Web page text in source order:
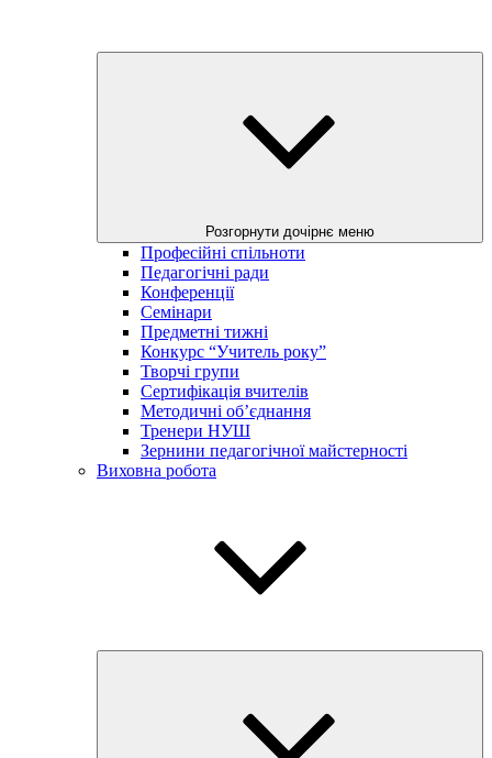
Розгорнути дочірнє меню
Професійні спільноти
Педагогічні ради
Конференції
Семінари
Предметні тижні
Конкурс “Учитель року”
Творчі групи
Сертифікація вчителів
Методичні об’єднання
Тренери НУШ
Зернини педагогічної майстерності
Виховна робота